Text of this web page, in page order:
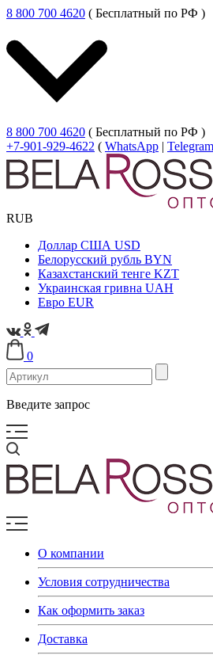
8 800 700 4620 ( Бесплатный по РФ )
8 800 700 4620 ( Бесплатный по РФ )
+7-901-929-4622 ( WhatsApp | Telegram
RUB
Доллар США USD
Белорусский рубль BYN
Казахстанский тенге KZT
Украинская гривна UAH
Евро EUR
0
Введите запрос
О компании
Условия сотрудничества
Как оформить заказ
Доставка